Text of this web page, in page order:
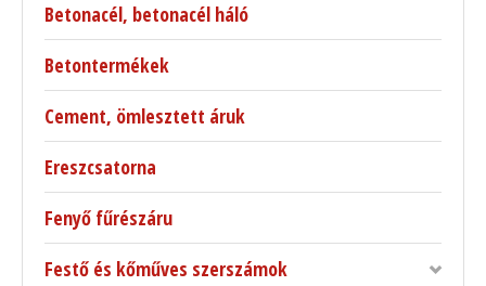
Betonacél, betonacél háló
Betontermékek
Cement, ömlesztett áruk
Ereszcsatorna
Fenyő fűrészáru
Festő és kőműves szerszámok